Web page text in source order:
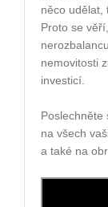
něco udělat,
Proto se
nemovitosti
investicí.
Poslechněte
na všech
a také na